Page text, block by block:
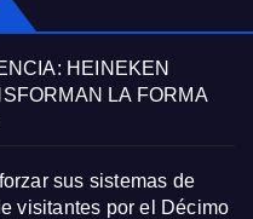
HEINEKEN
LA FORMA
sus sistemas de
visitantes por el Décimo